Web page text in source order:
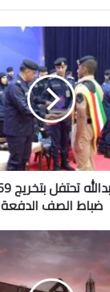
ضباط الصف الدفعة